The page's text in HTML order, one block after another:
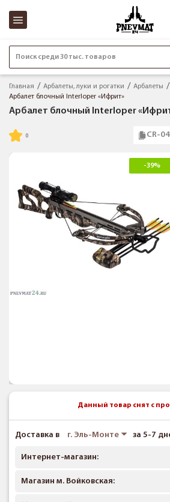
Поиск среди 30 тыс. товаров
Главная Арбалеты, луки и рогатки Арбалеты
Арбалет блочный Interloper «Ифрит»
Арбалет блочный Interloper
CR-
-39%
Данный товар снят с
Доставка в г. Эль-Монте за 5-7
Интернет-магазин:
Магазин м. Войковская: